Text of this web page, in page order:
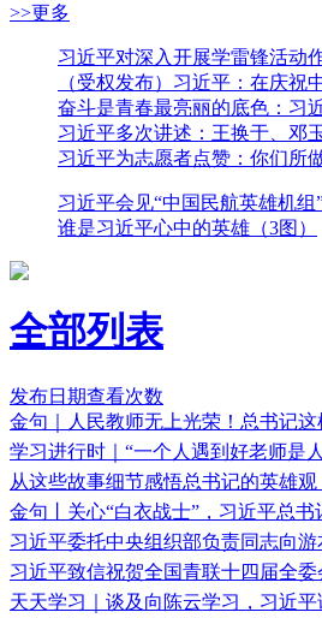
>>更多
习近平对深入开展学雷锋活动
（受权发布）习近平：在庆祝
奋斗是青春最亮丽的底色：习
习近平多次讲述：王换于、邓
习近平为志愿者点赞：你们所
习近平会见“中国民航英雄机
谁是习近平心中的英雄（3图）
全部列表
发布日期查看次数
金句｜人民教师无上光荣！总书记这
学习进行时｜“一个人遇到好老师是
从这些故事细节感悟总书记的英雄观
金句丨关心“白衣战士”，习近平总书
习近平委托中央组织部负责同志向
习近平致信祝贺全国青联十四届全委
天天学习｜谈及向陈云学习，习近平